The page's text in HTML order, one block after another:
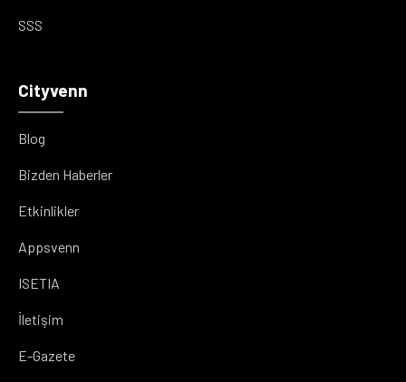
SSS
Cityvenn
Blog
Bizden Haberler
Etkinlikler
Appsvenn
ISETIA
İletişim
E-Gazete